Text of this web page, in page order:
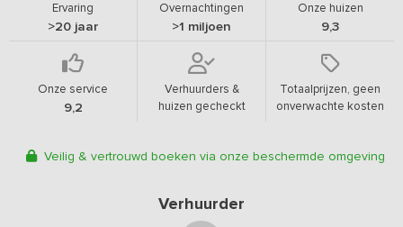
Ervaring
>20 jaar
Overnachtingen
>1 miljoen
Onze huizen
9,3
Onze service
9,2
Verhuurders &
huizen gecheckt
Totaalprijzen, geen
onverwachte kosten
Veilig & vertrouwd boeken via onze beschermde omgeving
Verhuurder